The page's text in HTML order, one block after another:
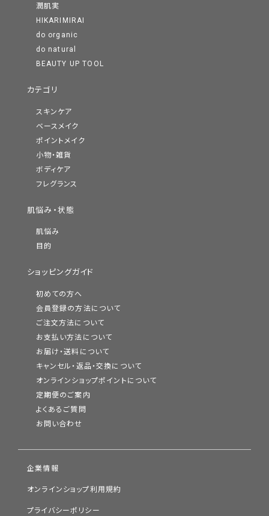
潤肌実
HIKARIMIRAI
do organic
do natural
BEAUTY UP TOOL
カテゴリ
スキンケア
ベースメイク
ポイントメイク
小物・雑貨
ボディケア
フレグランス
肌悩み・状態
肌悩み
目的
ショッピングガイド
初めての方へ
会員登録の方法について
ご注文方法について
お支払い方法について
お届け・送料について
キャンセル・返品・交換について
オンラインショップポイントについて
定期便のご案内
よくあるご質問
お問い合わせ
企業情報
オンラインショップ利用規約
プライバシーポリシー